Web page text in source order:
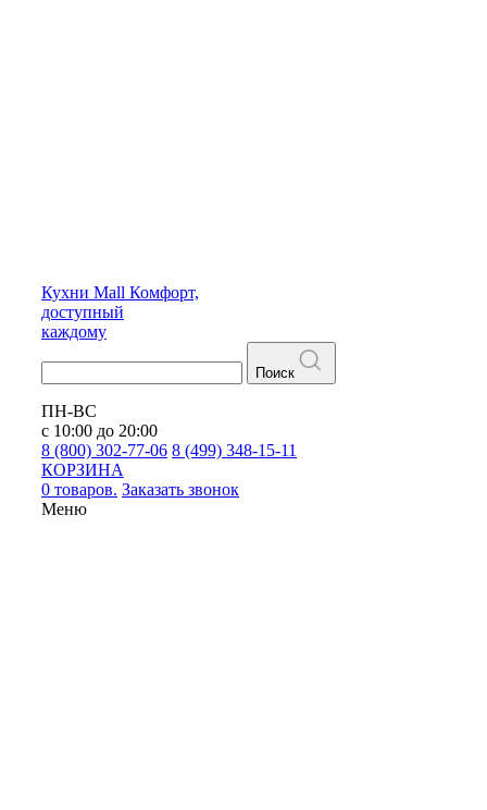
Кухни Mall Комфорт,
доступный
каждому
Поиск
ПН-ВС
с 10:00 до 20:00
8 (800) 302-77-06 8 (499) 348-15-11
КОРЗИНА
0 товаров. Заказать звонок
Меню